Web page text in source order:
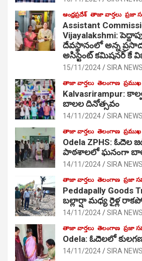
ఆంధ్రప్రదేశ్ తాజా వార్తలు ప్రజా
Assistant
Vijayalakshmi:
దేవస్థానంలో అన్న
అసిస్టెంట్ కమిషనర్ కే
15/11/2024 SIRA NEWS
తాజా వార్తలు తెలంగాణ ప్రముఖ
Kalvasrirampur:
బాలల దినోత్సవం
14/11/2024 SIRA NEWS
తాజా వార్తలు తెలంగాణ ప్రముఖ
Odela ZPHS: ఓదెల
పాఠ‌శాల‌లో ఘనంగా
14/11/2024 SIRA NEWS
తాజా వార్తలు తెలంగాణ ప్రజా
Peddapally Goods
బల్లార్షా మధ్య రైళ్ల
14/11/2024 SIRA NEWS
తాజా వార్తలు తెలంగాణ ప్రజా
Odela: ఓదెలలో
14/11/2024 SIRA NEWS